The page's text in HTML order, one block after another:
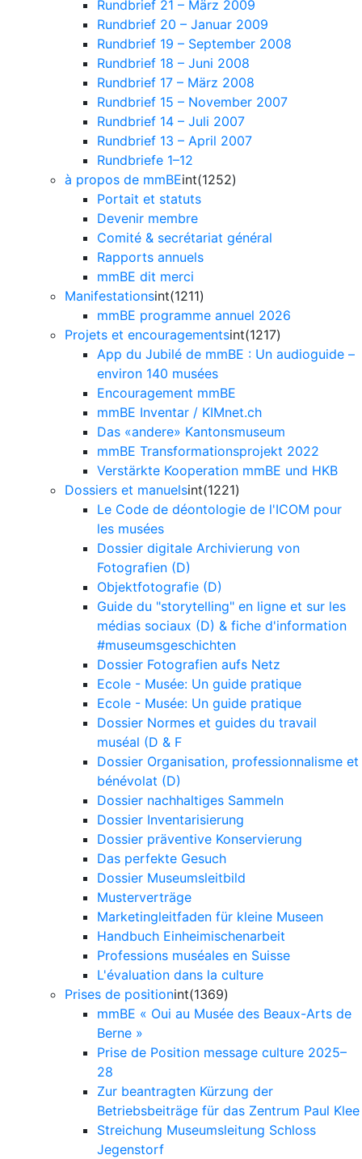
Rundbrief 21 – März 2009
Rundbrief 20 – Januar 2009
Rundbrief 19 – September 2008
Rundbrief 18 – Juni 2008
Rundbrief 17 – März 2008
Rundbrief 15 – November 2007
Rundbrief 14 – Juli 2007
Rundbrief 13 – April 2007
Rundbriefe 1–12
à propos de mmBEint(1252)
Portait et statuts
Devenir membre
Comité & secrétariat général
Rapports annuels
mmBE dit merci
Manifestationsint(1211)
mmBE programme annuel 2026
Projets et encouragementsint(1217)
App du Jubilé de mmBE : Un audioguide –
environ 140 musées
Encouragement mmBE
mmBE Inventar / KIMnet.ch
Das «andere» Kantonsmuseum
mmBE Transformationsprojekt 2022
Verstärkte Kooperation mmBE und HKB
Dossiers et manuelsint(1221)
Le Code de déontologie de l'ICOM pour
les musées
Dossier digitale Archivierung von
Fotografien (D)
Objektfotografie (D)
Guide du "storytelling" en ligne et sur les
médias sociaux (D) & fiche d'information
#museumsgeschichten
Dossier Fotografien aufs Netz
Ecole - Musée: Un guide pratique
Ecole - Musée: Un guide pratique
Dossier Normes et guides du travail
muséal (D & F
Dossier Organisation, professionnalisme et
bénévolat (D)
Dossier nachhaltiges Sammeln
Dossier Inventarisierung
Dossier präventive Konservierung
Das perfekte Gesuch
Dossier Museumsleitbild
Musterverträge
Marketingleitfaden für kleine Museen
Handbuch Einheimischenarbeit
Professions muséales en Suisse
L'évaluation dans la culture
Prises de positionint(1369)
mmBE « Oui au Musée des Beaux-Arts de
Berne »
Prise de Position message culture 2025–
28
Zur beantragten Kürzung der
Betriebsbeiträge für das Zentrum Paul Klee
Streichung Museumsleitung Schloss
Jegenstorf